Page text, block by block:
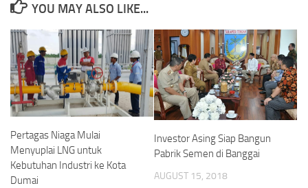
YOU MAY ALSO LIKE...
Pertagas Niaga Mulai
Menyuplai LNG untuk
Kebutuhan Industri ke Kota
Dumai
Investor Asing Siap Bangun
Pabrik Semen di Banggai
AUGUST 15, 2018